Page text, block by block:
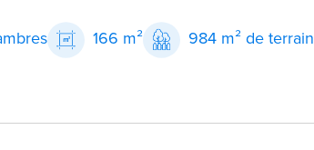
166 m² 984 m² de terrain